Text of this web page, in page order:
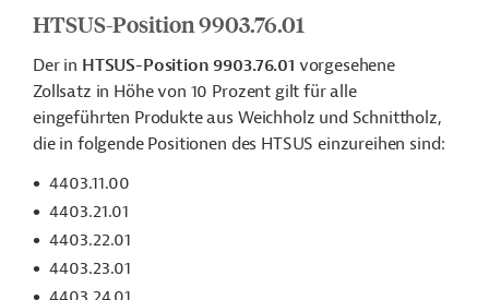
HTSUS-Position 9903.76.01
Der in HTSUS-Position 9903.76.01 vorgesehene
Zollsatz in Höhe von 10 Prozent gilt für alle
eingeführten Produkte aus Weichholz und Schnittholz,
die in folgende Positionen des HTSUS einzureihen sind:
4403.11.00
4403.21.01
4403.22.01
4403.23.01